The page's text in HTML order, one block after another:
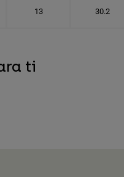
13 30.2
ti